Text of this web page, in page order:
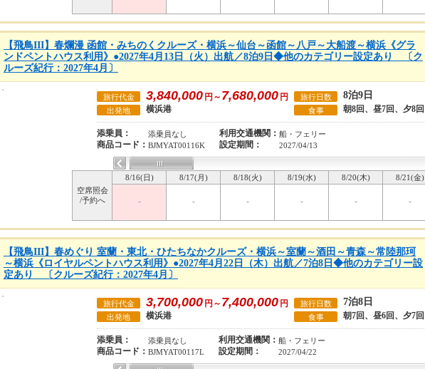
【飛鳥III】春爛漫 函館・みちのくクルーズ・横浜～仙台～函館～八戸～大船渡～横浜《グラ
ンドペントハウス利用》●2027年4月13日（火）出航／8泊9日◆他のカテゴリー設定あり 〔ク
ルーズ紀行：2027年4月〕
旅行代金 3,840,000 円～ 7,680,000 円 旅行日数 8泊9日
出発地 横浜港 食事 朝8回、昼7回、夕8回
添乗員： 添乗員なし 利用交通機関： 船・フェリー
商品コード： BJMYAT00116K 設定期間： 2027/04/13
空席照会
/予約へ
8/16(日) 8/17(月) 8/18(火) 8/19(水) 8/20(木) 8/21(金)
- - - - - -
【飛鳥III】春めぐり 室蘭・東北・ひたちなかクルーズ・横浜～室蘭～酒田～青森～常陸那珂
～横浜《ロイヤルペントハウス利用》●2027年4月22日（木）出航／7泊8日◆他のカテゴリー設
定あり 〔クルーズ紀行：2027年4月〕
旅行代金 3,700,000 円～ 7,400,000 円 旅行日数 7泊8日
出発地 横浜港 食事 朝7回、昼6回、夕7回
添乗員： 添乗員なし 利用交通機関： 船・フェリー
商品コード： BJMYAT00117L 設定期間： 2027/04/22